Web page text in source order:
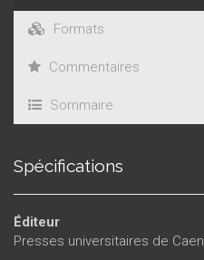
Formats
Commentaires
Sommaire
Spécifications
Éditeur
Presses universitaires de Caen